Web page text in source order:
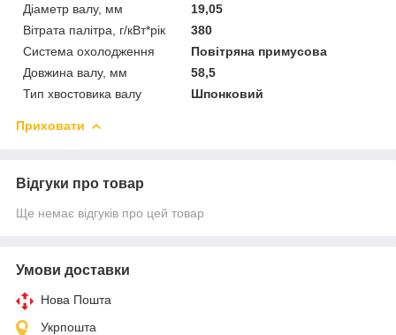
Діаметр валу, мм
19,05
Вітрата палітра, г/кВт*рік
380
Система охолодження
Повітряна примусова
Довжина валу, мм
58,5
Тип хвостовика валу
Шпонковий
Приховати
Відгуки про товар
Ще немає відгуків про цей товар
Умови доставки
Нова Пошта
Укрпошта